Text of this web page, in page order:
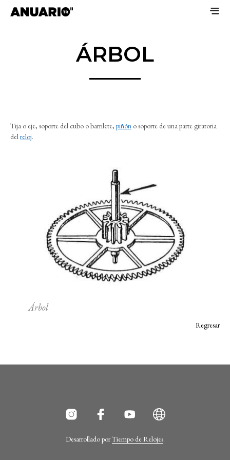
ÁRBOL
Tija o eje, soporte del cubo o barrilete, piñón o soporte de una parte giratoria
delreloj.
Árbol
Regresar
Desarrollado porTiempo de Relojes.